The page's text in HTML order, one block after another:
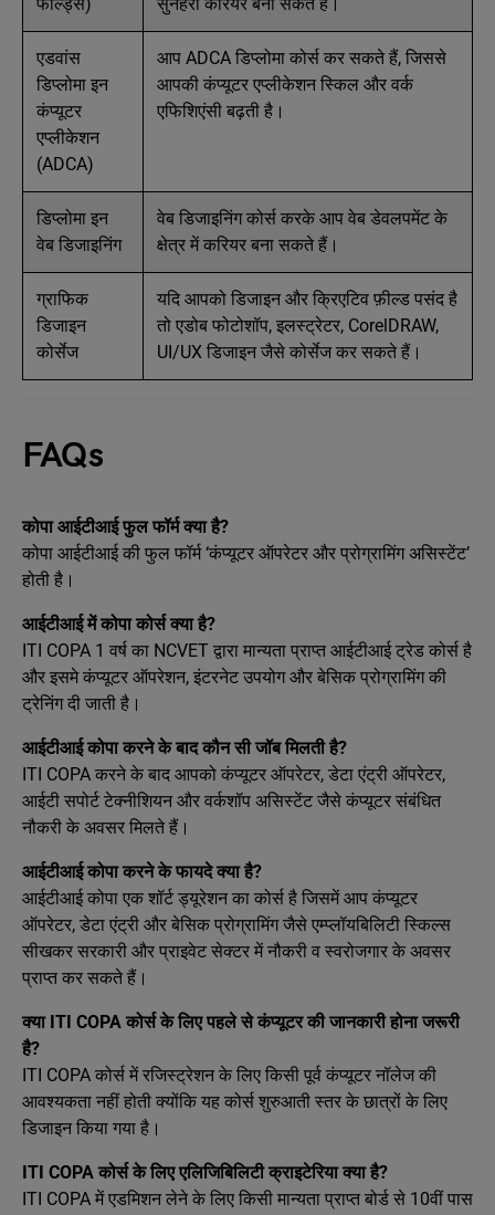
एडवांस
डिप्लोमा इन
कंप्यूटर
एप्लीकेशन
(ADCA)
आप ADCA डिप्लोमा कोर्स कर सकते हैं, जिससे
आपकी कंप्यूटर एप्लीकेशन स्किल और वर्क
एफिशिएंसी बढ़ती है।
डिप्लोमा इन
वेब डिजाइनिंग
वेब डिजाइनिंग कोर्स करके आप वेब डेवलपमेंट के
क्षेत्र में करियर बना सकते हैं।
ग्राफिक
डिजाइन
कोर्सेज
यदि आपको डिजाइन और क्रिएटिव फ़ील्ड पसंद है
तो एडोब फोटोशॉप, इलस्ट्रेटर, CorelDRAW,
UI/UX डिजाइन जैसे कोर्सेज कर सकते हैं।
FAQs
कोपा आईटीआई फुल फॉर्म क्या है?
कोपा आईटीआई की फुल फॉर्म ‘कंप्यूटर ऑपरेटर और प्रोग्रामिंग असिस्टेंट’
होती है।
आईटीआई में कोपा कोर्स क्या है?
ITI COPA 1 वर्ष का NCVET द्वारा मान्यता प्राप्त आईटीआई ट्रेड कोर्स है
और इसमे कंप्यूटर ऑपरेशन, इंटरनेट उपयोग और बेसिक प्रोग्रामिंग की
ट्रेनिंग दी जाती है।
आईटीआई कोपा करने के बाद कौन सी जॉब मिलती है?
ITI COPA करने के बाद आपको कंप्यूटर ऑपरेटर, डेटा एंट्री ऑपरेटर,
आईटी सपोर्ट टेक्नीशियन और वर्कशॉप असिस्टेंट जैसे कंप्यूटर संबंधित
नौकरी के अवसर मिलते हैं।
आईटीआई कोपा करने के फायदे क्या है?
आईटीआई कोपा एक शॉर्ट ड्यूरेशन का कोर्स है जिसमें आप कंप्यूटर
ऑपरेटर, डेटा एंट्री और बेसिक प्रोग्रामिंग जैसे एम्प्लॉयबिलिटी स्किल्स
सीखकर सरकारी और प्राइवेट सेक्टर में नौकरी व स्वरोजगार के अवसर
प्राप्त कर सकते हैं।
क्या ITI COPA कोर्स के लिए पहले से कंप्यूटर की जानकारी होना जरूरी
है?
ITI COPA कोर्स में रजिस्ट्रेशन के लिए किसी पूर्व कंप्यूटर नॉलेज की
आवश्यकता नहीं होती क्योंकि यह कोर्स शुरुआती स्तर के छात्रों के लिए
डिजाइन किया गया है।
ITI COPA कोर्स के लिए एलिजिबिलिटी क्राइटेरिया क्या है?
ITI COPA में एडमिशन लेने के लिए किसी मान्यता प्राप्त बोर्ड से 10वीं पास